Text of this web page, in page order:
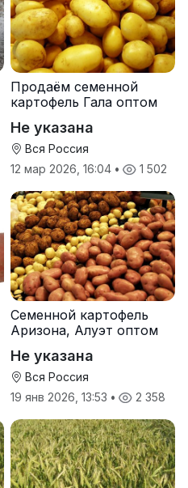
Продаём семенной
картофель Гала оптом
Не указана
Вся Россия
12 мар 2026, 16:04 • 1 502
Семенной картофель
Аризона, Алуэт оптом
Не указана
Вся Россия
19 янв 2026, 13:53 • 2 358